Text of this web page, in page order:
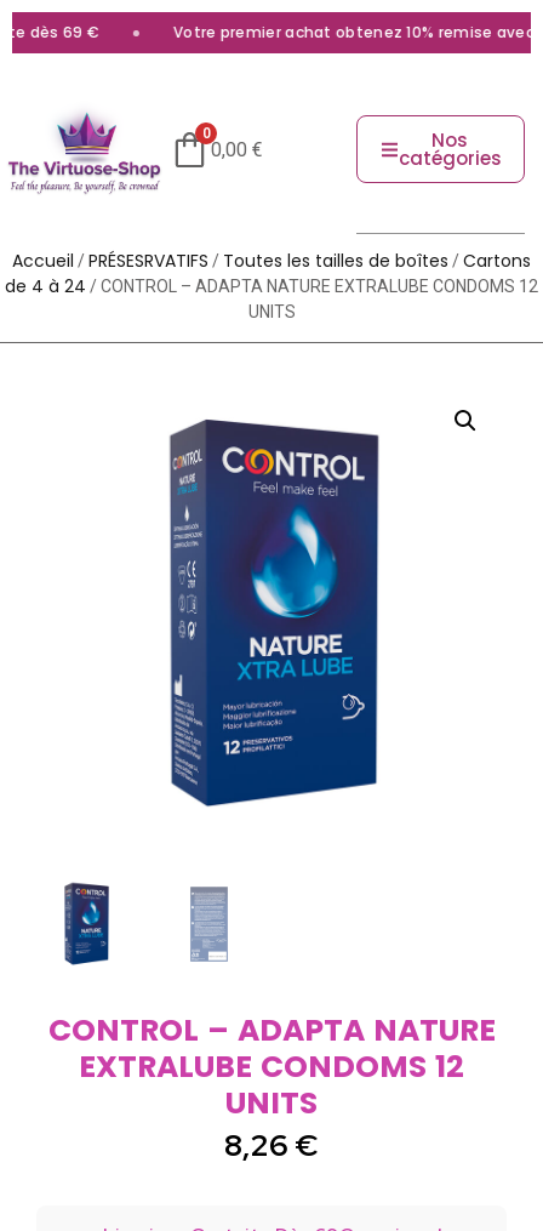
dès 69 € Votre premier achat obtenez 10% remise avec le
0
0,00 € Nos
catégories
Accueil /PRÉSESRVATIFS / Toutes les tailles de boîtes /Cartons
de 4 à 24 / CONTROL – ADAPTA NATURE EXTRALUBE CONDOMS 12
UNITS
CONTROL – ADAPTA NATURE
EXTRALUBE CONDOMS 12
UNITS
8,26 €